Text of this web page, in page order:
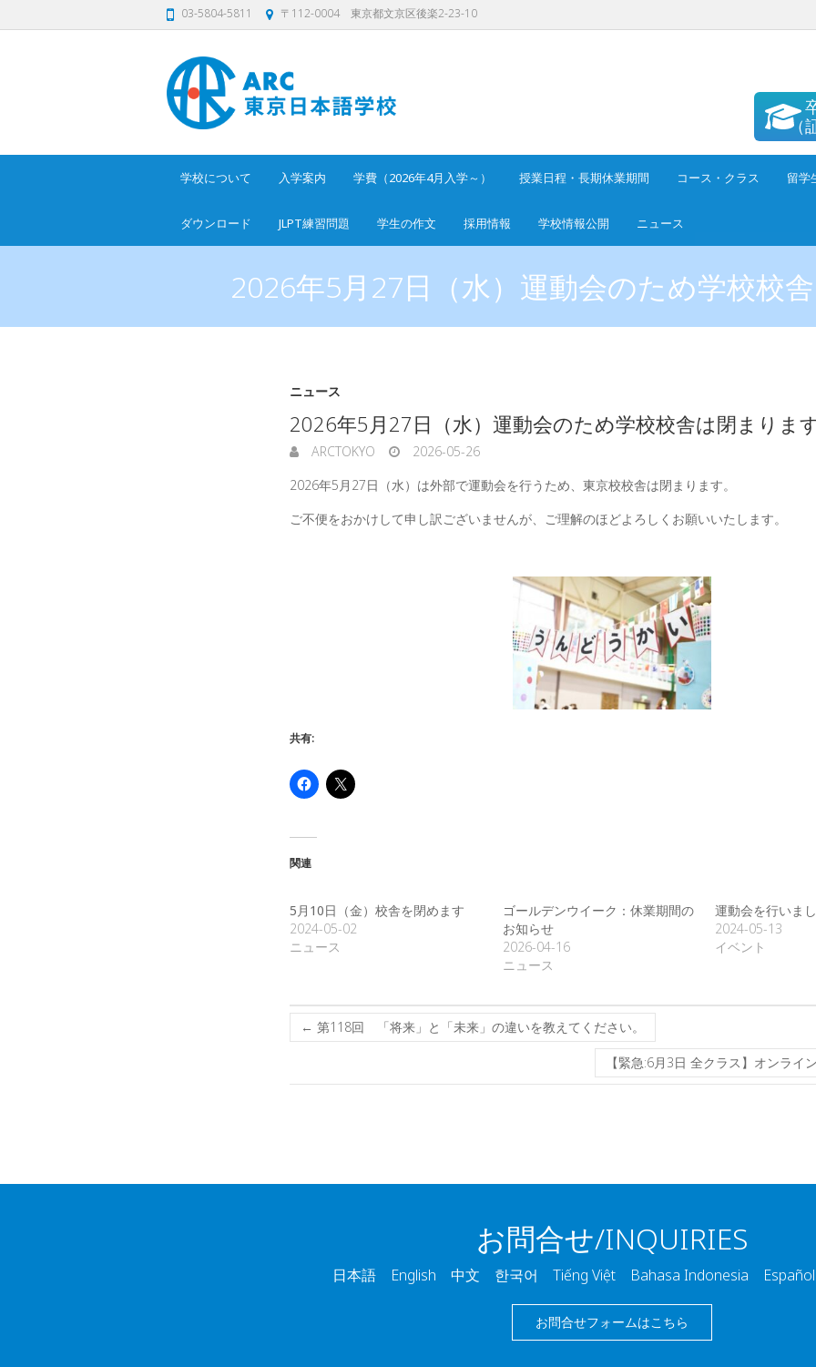
03-5804-5811 〒112-0004 東京都文京区後楽2-23-10
（
学校について 入学案内 学費（2026年4月入学～） 授業日程・長期休業期間 コース・クラス 留学
ダウンロード JLPT練習問題 学生の作文 採用情報 学校情報公開 ニュース
2026年5月27日（水）運動会のため学校校
ニュース
2026年5月27日（水）運動会のため学校校舎は閉まりま
ARCTOKYO
2026-05-26
2026年5月27日（水）は外部で運動会を行うため、東京校校舎は閉まります。
ご不便をおかけして申し訳ございませんが、ご理解のほどよろしくお願いいたします。
共有:
関連
5月10日（金）校舎を閉めます
2024-05-02
ニュース
ゴールデンウイーク：休業期間の
お知らせ
2026-04-16
ニュース
運動会を行いま
2024-05-13
イベント
← 第118回 「将来」と「未来」の違いを教えてください。
【緊急:6月3日 全クラス】オンライ
お問合せ/INQUIRIES
日本語 English 中文 한국어 Tiếng Việt Bahasa Indonesia
お問合せフォームはこちら